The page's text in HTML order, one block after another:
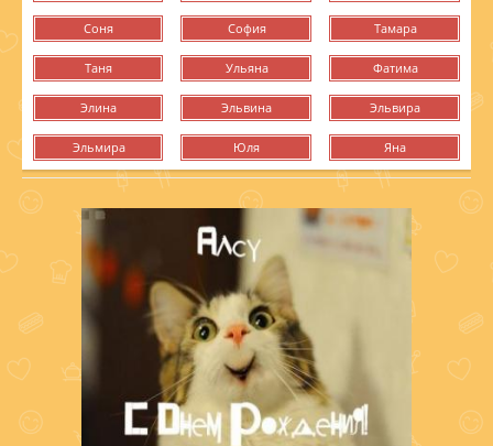
Соня София Тамара
Таня Ульяна Фатима
Элина Эльвина Эльвира
Эльмира Юля Яна